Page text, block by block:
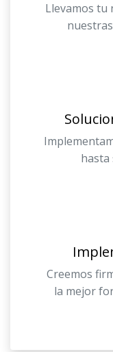
Llevamos tu
hasta
Creemos
la mejor